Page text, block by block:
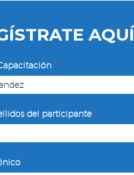
AQUÍ
*
del participante*
*